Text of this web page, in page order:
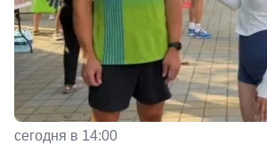
сегодня в 14:00